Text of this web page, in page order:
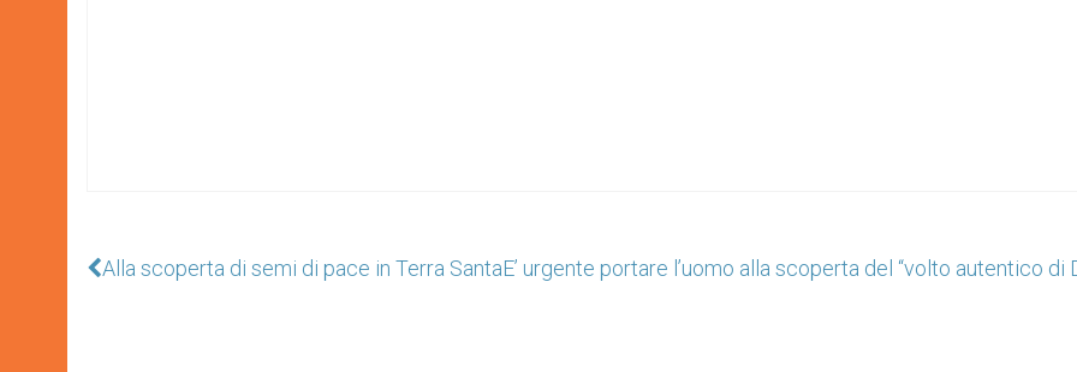
Alla scoperta di semi di pace in Terra SantaE’ urgente portare l’uomo alla scoperta del “volto autentico di